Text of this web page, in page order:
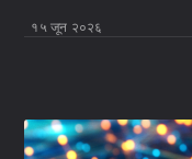
१५ जून २०२६